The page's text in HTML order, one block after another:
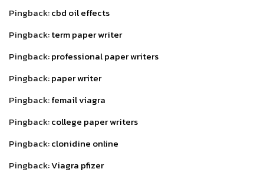
Pingback:cbd oil effects
Pingback:term paper writer
Pingback:professional paper writers
Pingback:paper writer
Pingback:femail viagra
Pingback:college paper writers
Pingback:clonidine online
Pingback:Viagra pfizer